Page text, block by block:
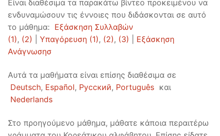
Articles
Lesson list
Contact Us
Είναι διαθέσιμα τα παρακάτω βίντεο προκειμένου να
ενδυναμώσουν τις έννοιες που διδάσκονται σε αυτό
το μάθημα: Εξάσκηση Συλλαβών
(1), (2) Υπαγόρευση (1), (2), (3)
Εξάσκηση
Ανάγνωσησ
Αυτά τα μαθήματα είναι επίσης διαθέσιμα σε
Deutsch, Español, Русский, Português και
Nederlands
Στο προηγούμενο μάθημα, μάθατε κάποια περαιτέρω